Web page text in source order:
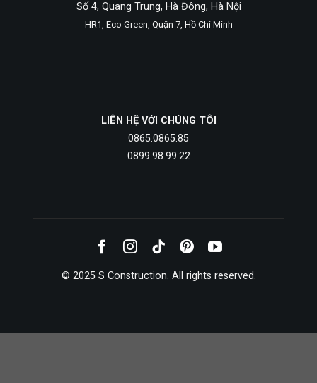
Số 4, Quang Trung, Hà Đông, Hà Nội
HR1, Eco Green, Quận 7, Hồ Chí Minh
LIÊN HỆ VỚI CHÚNG TÔI
0865.0865.85
0899.98.99.22
© 2025 S Construction. All rights reserved.